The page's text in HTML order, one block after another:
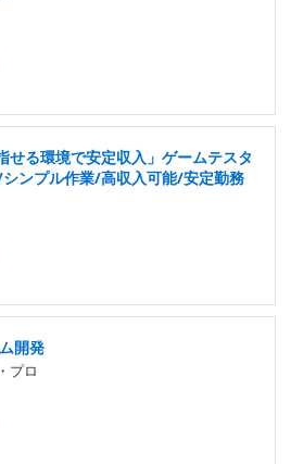
せる環境で安定収入」ゲームテスタ
ンプル作業/高収入可能/安定勤務
開発
プロ